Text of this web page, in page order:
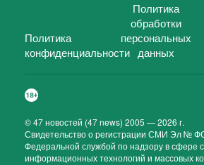
Политика
конфиденциальности
Политика
обработки
персональных
данных
©47 новостей (47 news) 2005 — 2026 г.
Свидетельство о регистрации СМИ Эл №
Федеральной службой по надзору в сфере
информационных технологий и массовых